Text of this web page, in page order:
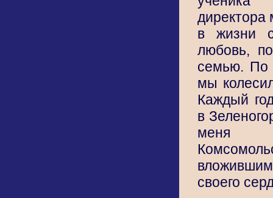
директора
в жизни
любовь,
семью. По
мы
Каждый
в
меня
своего